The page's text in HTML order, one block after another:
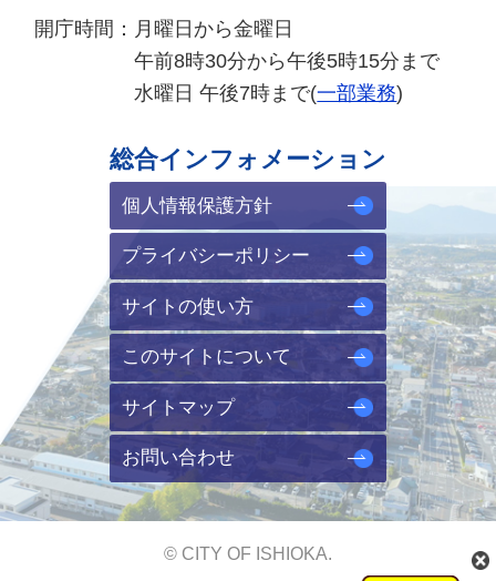
開庁時間： 月曜日から金曜日
午前8時30分から午後5時15分まで
水曜日 午後7時まで(一部業務)
総合インフォメーション
個人情報保護方針
プライバシーポリシー
サイトの使い方
このサイトについて
サイトマップ
お問い合わせ
© CITY OF ISHIOKA.